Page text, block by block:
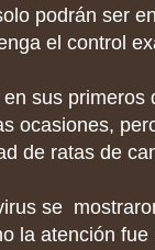
podrán ser
el control
sus
ocasiones,
de ratas de
se
la atención